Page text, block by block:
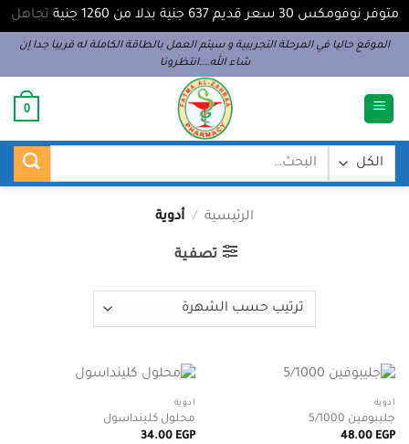
متوفر نوفومكس 30 سعر قديم 637 جنية بدلا من 1260 جنية
تجاهل
تخطيالموقع حاليا في المرحلة التجريبية و سيتم العمل بالطاقة الكاملة له قريبا جدا إن
شاء الله....انتظرونا
0
البحث
الرئيسية / أدوية
تصفية
أدوية
جليبوفين 5/1000
48.00 EGP
أدوية
محلول كلينداسول
34.00 EGP